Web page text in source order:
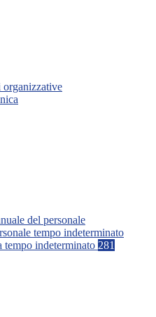
organizzative
del personale
tempo indeterminato
tempo indeterminato 281